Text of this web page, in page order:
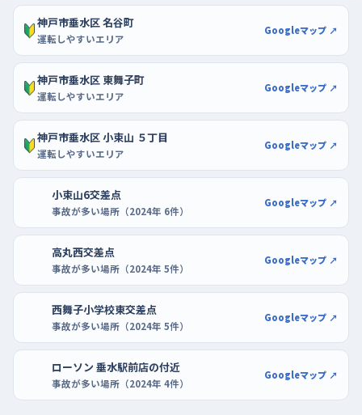
に済む。同じ枠に三回続けて入れられたら、その日はもう十分
だ。
神戸市垂水区 名谷町
運転しやすいエリア
Googleマップ ↗
神戸市垂水区 東舞子町
運転しやすいエリア
Googleマップ ↗
神戸市垂水区 小束山 ５丁目
運転しやすいエリア
Googleマップ ↗
小束山6交差点
事故が多い場所（2024年 6件）
Googleマップ ↗
高丸西交差点
事故が多い場所（2024年 5件）
Googleマップ ↗
西舞子小学校東交差点
事故が多い場所（2024年 5件）
Googleマップ ↗
ローソン 垂水駅前店の付近
事故が多い場所（2024年 4件）
Googleマップ ↗